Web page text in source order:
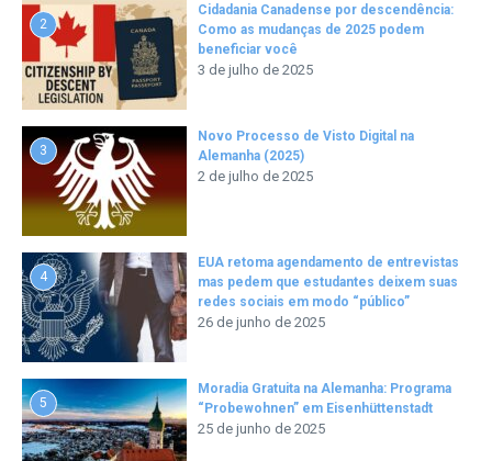
2
Cidadania Canadense por descendência:
Como as mudanças de 2025 podem
beneficiar você
3 de julho de 2025
3
Novo Processo de Visto Digital na
Alemanha (2025)
2 de julho de 2025
4
EUA retoma agendamento de entrevistas
mas pedem que estudantes deixem suas
redes sociais em modo “público”
26 de junho de 2025
5
Moradia Gratuita na Alemanha: Programa
“Probewohnen” em Eisenhüttenstadt
25 de junho de 2025